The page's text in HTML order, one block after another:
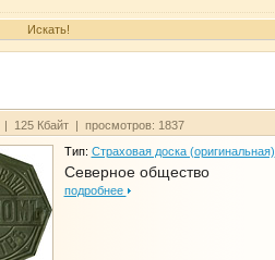
| 125 Кбайт | просмотров: 1837
Тип: Страховая доска (оригинальная)
Северное общество
подробнее